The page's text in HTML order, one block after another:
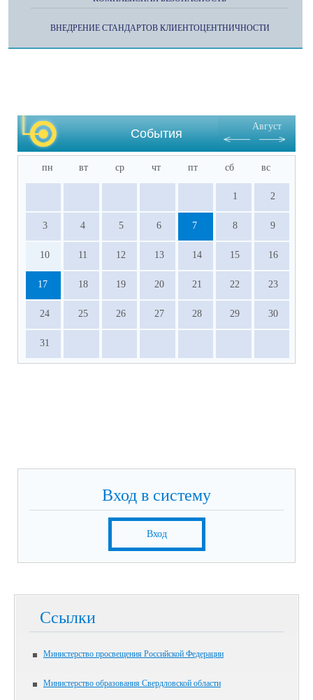
ВНЕДРЕНИЕ СТАНДАРТОВ КЛИЕНТОЦЕНТНИЧНОСТИ
События
Август
пн вт ср чт пт сб вс
1 2
3 4 5 6 7 8 9
10 11 12 13 14 15 16
17 18 19 20 21 22 23
24 25 26 27 28 29 30
31
Вход в систему
Вход
Ссылки
Министерство просвещения Российской Федерации
Министерство образования Свердловской области